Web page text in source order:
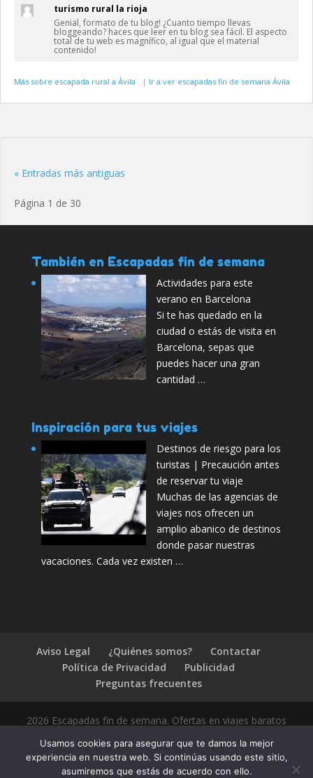
turismo rural la rioja
Genial, formato de tu blog! ¿Cuanto tiempo llevas
bloggeando? haces que leer en tu blog sea fácil. El aspecto
total de tu web es magnífico, al igual que el material
contenido!
Más sobre escapada rural a Ávila | Ir a ver escapadas fin de semana Ávila
« Entradas más antiguas
Página 1 de 30
También en Escapadas fin de semana
Actividades para este
verano en Barcelona
Si te has quedado en la
ciudad o estás de visita en
Barcelona, sepas que
puedes hacer una gran
cantidad …
Inspiración para tus viajes
Destinos de riesgo para los
turistas | Precaución antes
de reservar tu viaje
Muchas de las agencias de
viajes nos ofrecen un
amplio abanico de destinos
donde pasar nuestras
vacaciones. Cada vez existen …
Aviso Legal ¿Quiénes somos?
Contactar
Política de Privacidad
Publicidad
Preguntas frecuentes
2026 Escapadas fin de semana. Ofertas en viajes baratos
Usamos cookies para asegurar que te damos la mejor
experiencia en nuestra web. Si continúas usando este sitio,
asumiremos que estás de acuerdo con ello.